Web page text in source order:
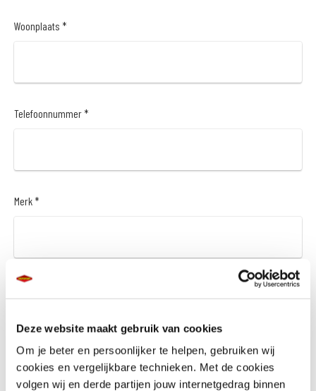
Deze website maakt gebruik van cookies
Om je beter en persoonlijker te helpen, gebruiken wij
cookies en vergelijkbare technieken. Met de cookies
volgen wij en derde partijen jouw internetgedrag binnen
Woonplaats *
Telefoonnummer *
Merk *
Bouwjaar *